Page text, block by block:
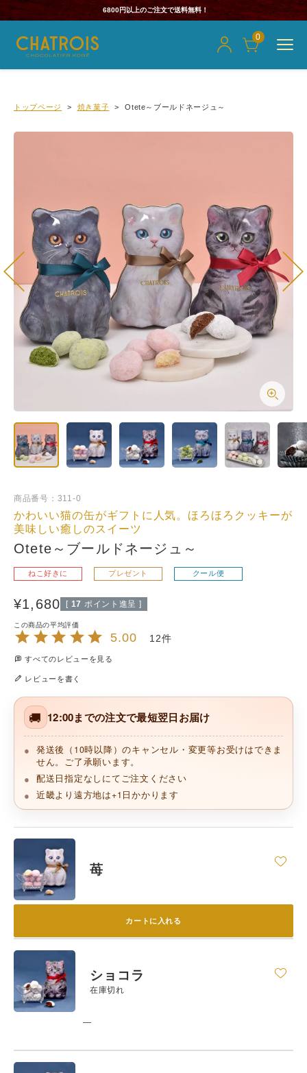
6800円以上のご注文で送料無料！
0
トップページ 焼き菓子 Otete～ブールドネージュ～
商品番号 311-0
かわいい猫の缶がギフトに人気。ほろほろクッキーが
美味しい癒しのスイーツ
Otete～ブールドネージュ～
ねこ好きに プレゼント クール便
¥1,680 [ 17 ポイント進呈 ]
5.00 12
すべてのレビューを見る
レビューを書く
🚚 12:00までの注文で最短翌日お届け
発送後（10時以降）のキャンセル・変更等お受けはできま
せん。ご了承願います。
配送日指定なしにてご注文ください
近畿より遠方地は+1日かかります
苺
カートに入れる
ショコラ
在庫切れ
—